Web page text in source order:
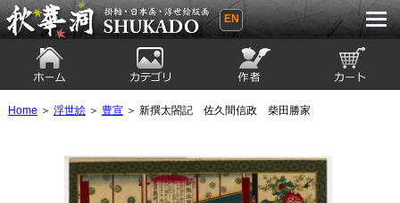
秋華洞 SHUKADO 掛軸・日本画・浮世
EN
Home ＞ 浮世絵＞ 豊宣 ＞ 新撰太閤記 佐久間信政 柴田勝家